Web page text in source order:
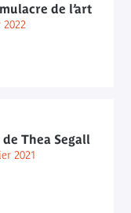
de l’art
Thea Segall
2021